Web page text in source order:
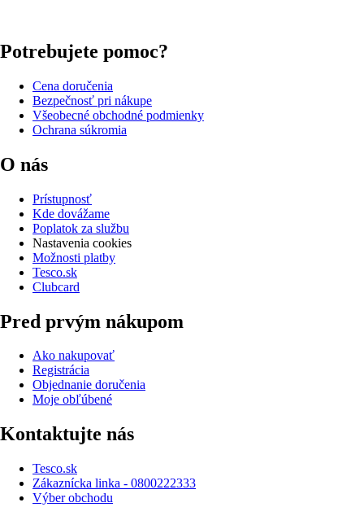
Potrebujete pomoc?
Cena doručenia
Bezpečnosť pri nákupe
Všeobecné obchodné podmienky
Ochrana súkromia
O nás
Prístupnosť
Kde dovážame
Poplatok za službu
Nastavenia cookies
Možnosti platby
Tesco.sk
Clubcard
Pred prvým nákupom
Ako nakupovať
Registrácia
Objednanie doručenia
Moje obľúbené
Kontaktujte nás
Tesco.sk
Zákaznícka linka - 0800222333
Výber obchodu